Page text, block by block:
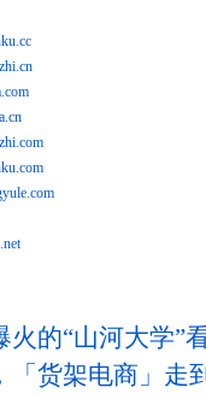
火的“山河大学”
「货架电商」走